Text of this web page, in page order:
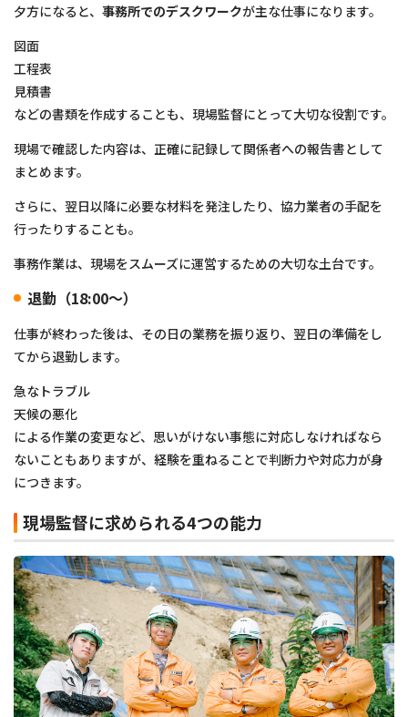
夕方になると、 事務所でのデスクワークが主な仕事になります。
図面
工程表
見積書
などの書類を作成することも、現場監督にとって大切な役割です。
現場で確認した内容は、正確に記録して関係者への報告書として
まとめます。
さらに、翌日以降に必要な材料を発注したり、協力業者の手配を
行ったりすることも。
事務作業は、現場をスムーズに運営するための大切な土台です。
退勤（18:00〜）
仕事が終わった後は、その日の業務を振り返り、翌日の準備をし
てから退勤します。
急なトラブル
天候の悪化
による作業の変更など、思いがけない事態に対応しなければなら
ないこともありますが、経験を重ねることで判断力や対応力が身
につきます。
現場監督に求められる4つの能力